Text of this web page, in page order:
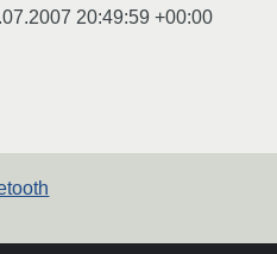
20:49:59 +00:00